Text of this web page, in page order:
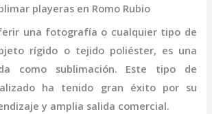
playeras en Romo Rubio
una fotografía o cualquier tipo de
rígido o tejido poliéster, es una
como sublimación. Este tipo de
ha tenido gran éxito por su
y amplia salida comercial.